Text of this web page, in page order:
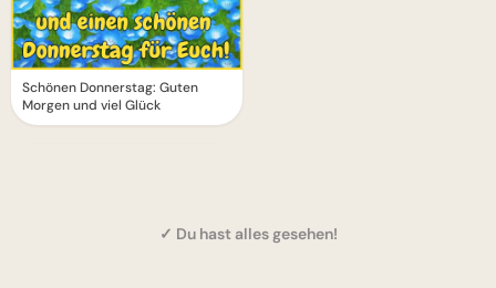
Schönen Donnerstag: Guten
Morgen und viel Glück
✓ Du hast alles gesehen!